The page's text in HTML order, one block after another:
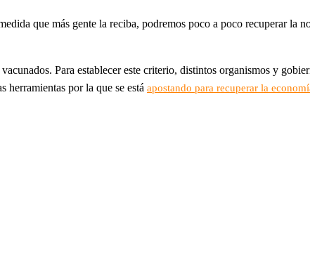
que más gente la reciba, podremos poco a poco recuperar la
Para establecer este criterio, distintos organismos y
herramientas por la que se está apostando para recuperar la